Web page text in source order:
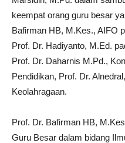
keempat orang guru besar
Bafirman HB, M.Kes., AIFO
Prof. Dr. Hadiyanto, M.Ed.
Prof. Dr. Daharnis M.Pd.,
Pendidikan, Prof. Dr.
Keolahragaan.
Prof. Dr. Bafirman HB,
Guru Besar dalam bidang